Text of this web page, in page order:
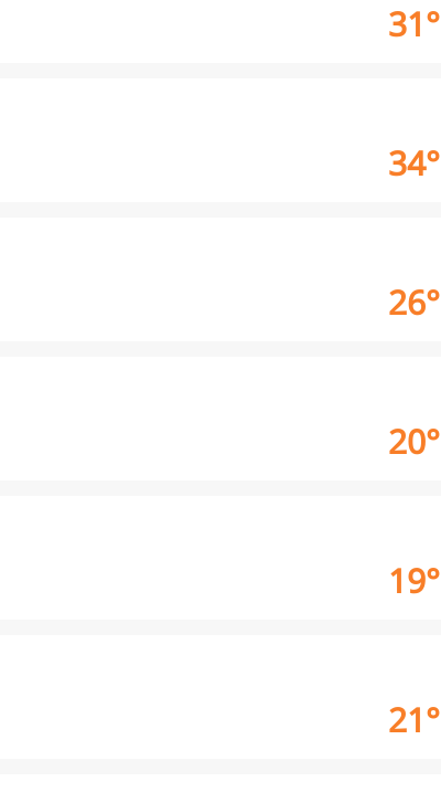
31°
34°
26°
20°
19°
21°